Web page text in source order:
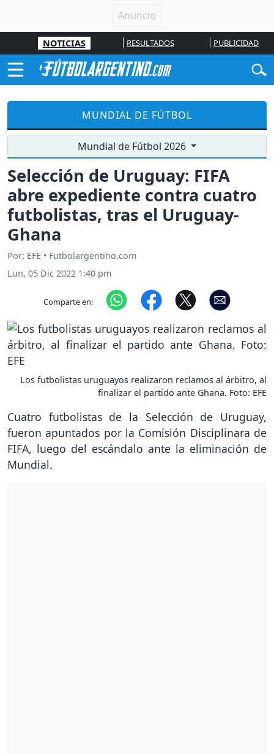
NOTICIAS RESULTADOS PUBLICIDAD
MUNDIAL DE FÚTBOL
Mundial de Fútbol 2026
Selección de Uruguay: FIFA
abre expediente contra cuatro
futbolistas, tras el Uruguay-
Ghana
Por: EFE • Futbolargentino.com
Lun, 05 Dic 2022 1:40 pm
Comparte en:
Los futbolistas uruguayos realizaron reclamos al árbitro, al
finalizar el partido ante Ghana. Foto: EFE
Cuatro futbolistas de la Selección de Uruguay,
fueron apuntados por la Comisión Disciplinara de
FIFA, luego del escándalo ante la eliminación de
Mundial.